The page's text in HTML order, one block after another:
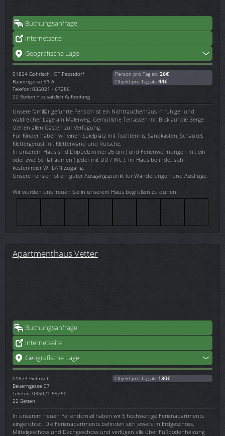
Buchungsanfrage
Internetseite
Geografische Lage
01824 Gohrisch , OT Papstdorf
Bauerngasse 91 A
Telefon: 035021 - 67286
22 Betten + zusätzlich Aufbettung
Person pro Tag ab: 26€
Objekt pro Tag ab: 44€
Unsere familiär geführte Pension ist ein Nichtraucherhaus in ruhiger und
waldreicher Lage am Malerweg. Gemütliche Terrassen mit Blick auf die Berge
stehen allen Gästen zur Verfügung.
Für Kinder haben wir einen Spielplatz mit Tischtennis, Sandkasten, Schaukel,
Klettergerüst mit Kletterwand und Rutsche.
In unserem Haus sind Doppelzimmer 26 qm ) und Ferienwohnungen mit ein
oder zwei Schlafräumen ( jeder mit DU / WC ). Im Haus befindet sich
kostenfreier W- LAN Zugang.
Unsere Pension ist ein guter Ausgangspunkt für Wanderungen und Ausflüge.
Wir würden uns freuen Sie in unserem Haus begrüßen zu dürfen.
Apartmenthaus Vetter
Buchungsanfrage
Internetseite
Geografische Lage
01824 Gohrisch
Bauerngasse 97
Telefon: 035021 59250
22 Betten
Objekt pro Tag ab: 130€
In unserem neuen Feriendomizil haben wir 5 hochwertige Ferienapartments
eingerichtet. Die Ferienapartments befinden sich jeweils im Erdgeschoss,
Mittelgeschoss und Dachgeschoss und verfügen alle über Fußbodenheizung